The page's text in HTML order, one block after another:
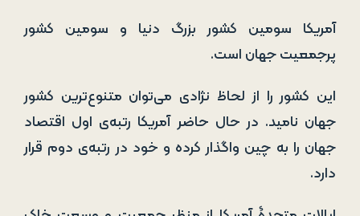
آمریکا سومین کشور بزرگ دنیا و سومین کشور
پرجمعیت جهان است.
این کشور را از لحاظ نژادی می‌توان متنوع‌ترین کشور
جهان نامید. در حال حاضر آمریکا رتبه‌ی اول اقتصاد
جهان را به چین واگذار کرده و خود در رتبه‌ی دوم قرار
دارد.